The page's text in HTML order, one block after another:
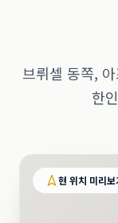
브뤼셀 동쪽,
한
현 위치 미리보